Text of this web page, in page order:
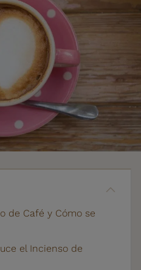
de Café y Cómo se
el Incienso de